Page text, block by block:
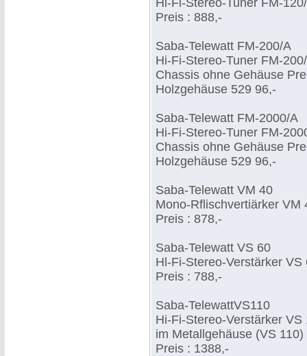
Hi-Fi-Stereo-Tuner FM-
Preis : 888,-
Saba-Telewatt FM-200/A
Hi-Fi-Stereo-Tuner FM-
Chassis ohne Gehäuse
Holzgehäuse 529 96,-
Saba-Telewatt FM-2000/A
Hi-Fi-Stereo-Tuner FM-
Chassis ohne Gehäuse
Holzgehäuse 529 96,-
Saba-Telewatt VM 40
Mono-Rflischvertiärker VM
Preis : 878,-
Saba-Telewatt VS 60
Hl-Fi-Stereo-Verstärker VS
Preis : 788,-
Saba-TelewattVS110
Hi-Fi-Stereo-Verstärker VS
im Metallgehäuse (VS 110)
Preis : 1388,-